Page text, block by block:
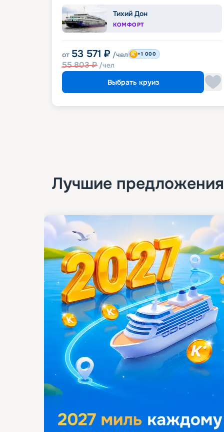
Тихий Дон
КОМФОРТ
от 53 571 ₽ /чел
55 803₽ /чел
+1 000
Выбрать круиз
Лучшие предложения